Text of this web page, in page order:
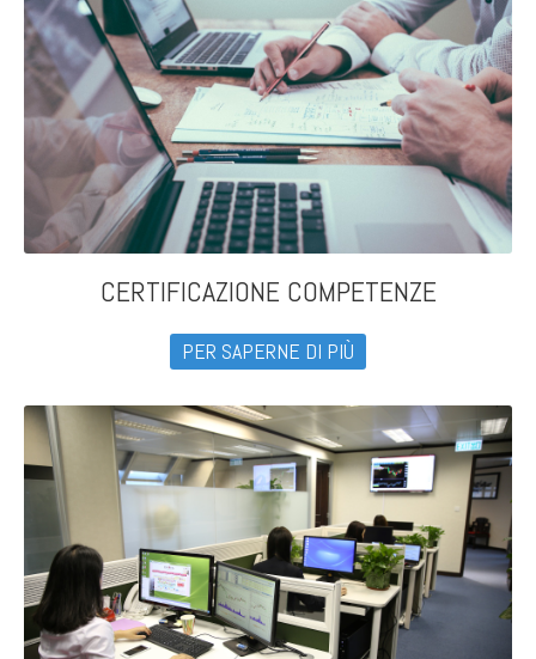
CERTIFICAZIONE COMPETENZE
PER SAPERNE DI PIÙ